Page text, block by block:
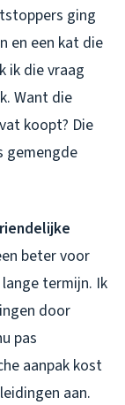
ging
en een kat die
ik die vraag
Want die
koopt? Die
gemengde
beter voor
termijn. Ik
door
pas
aanpak kost
aan.